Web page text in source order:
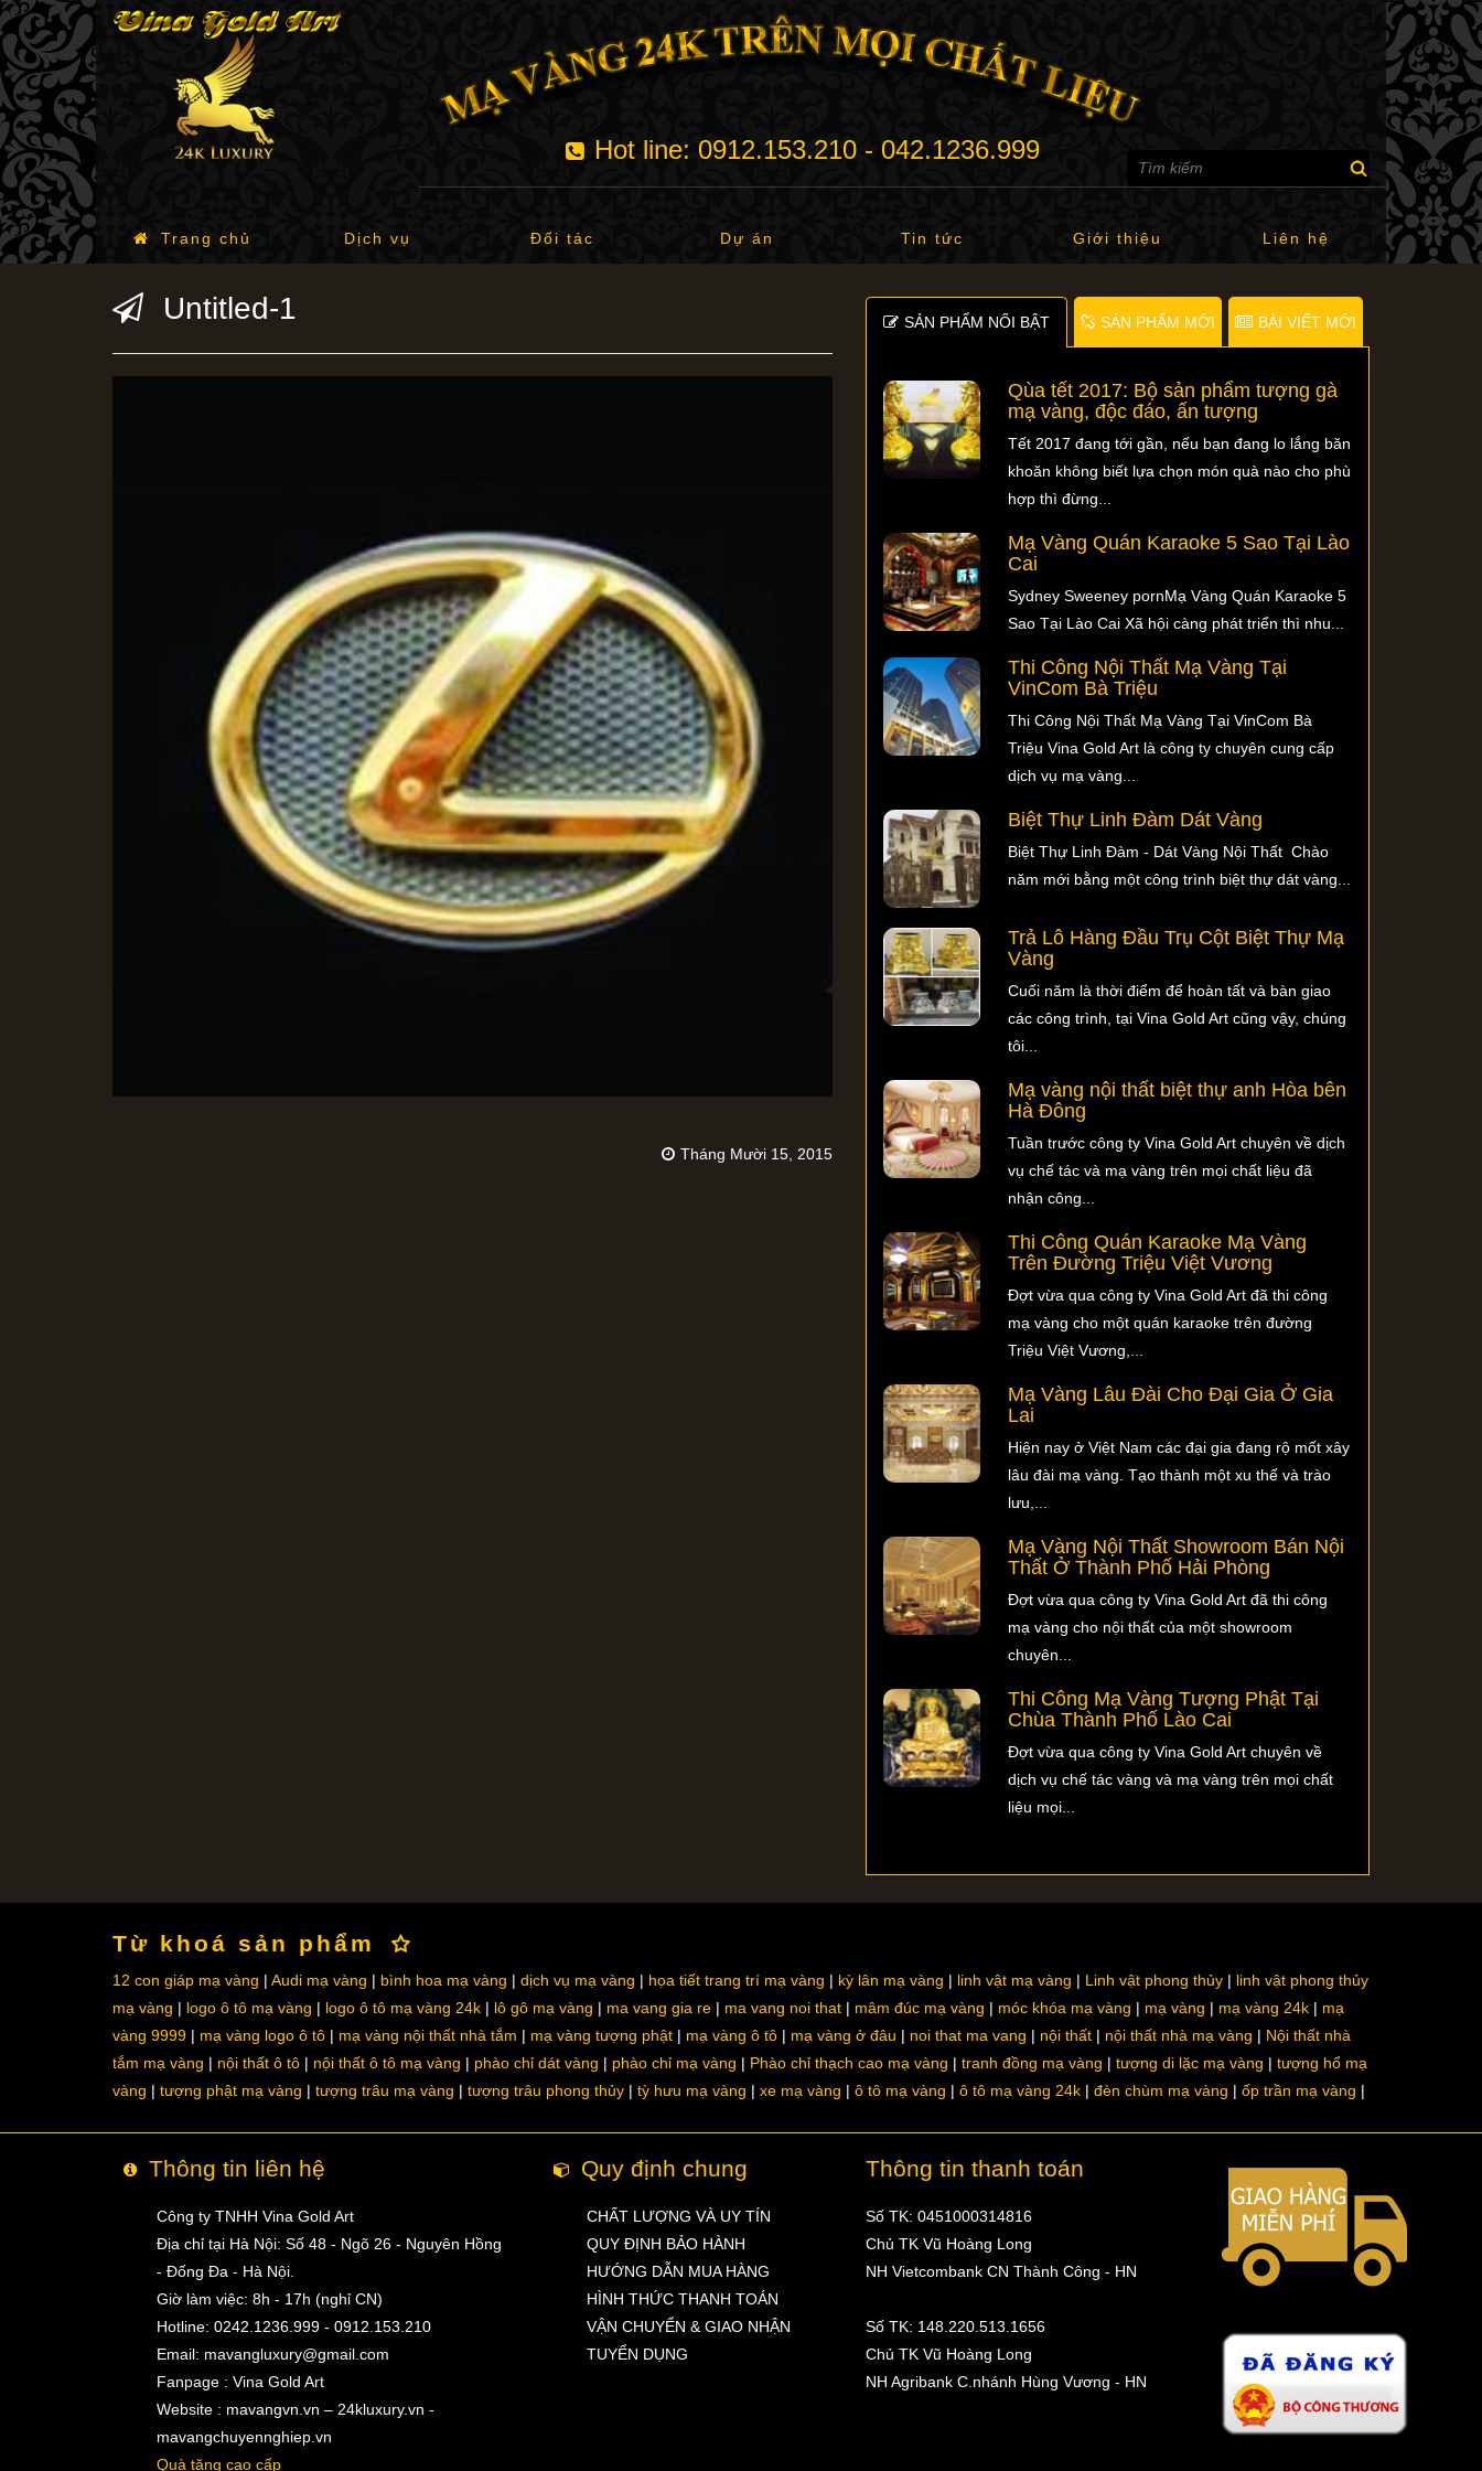
Hot line: 0912.153.210 - 042.1236.999
Trang chủ Dịch vụ Đối tác Dự án Tin tức Giới thiệu Liên hệ
Untitled-1
Tháng Mười 15, 2015
SẢN PHẨM NỐI BẬT SẢN PHẨM MỚI BÀI VIẾT MỚI
Qùa tết 2017: Bộ sản phẩm tượng gà
mạ vàng, độc đáo, ấn tượng
Tết 2017 đang tới gần, nếu bạn đang lo lắng băn
khoăn không biết lựa chọn món quà nào cho phù
hợp thì đừng...
Mạ Vàng Quán Karaoke 5 Sao Tại Lào
Cai
Sydney Sweeney pornMạ Vàng Quán Karaoke 5
Sao Tại Lào Cai Xã hội càng phát triển thì nhu...
Thi Công Nội Thất Mạ Vàng Tại
VinCom Bà Triệu
Thi Công Nội Thất Mạ Vàng Tại VinCom Bà
Triệu Vina Gold Art là công ty chuyên cung cấp
dịch vụ mạ vàng...
Biệt Thự Linh Đàm Dát Vàng
Biệt Thự Linh Đàm - Dát Vàng Nội Thất Chào
năm mới bằng một công trình biệt thự dát vàng...
Trả Lô Hàng Đầu Trụ Cột Biệt Thự Mạ
Vàng
Cuối năm là thời điểm để hoàn tất và bàn giao
các công trình, tại Vina Gold Art cũng vậy, chúng
tôi...
Mạ vàng nội thất biệt thự anh Hòa bên
Hà Đông
Tuần trước công ty Vina Gold Art chuyên về dịch
vụ chế tác và mạ vàng trên mọi chất liệu đã
nhận công...
Thi Công Quán Karaoke Mạ Vàng
Trên Đường Triệu Việt Vương
Đợt vừa qua công ty Vina Gold Art đã thi công
mạ vàng cho một quán karaoke trên đường
Triệu Việt Vương,...
Mạ Vàng Lâu Đài Cho Đại Gia Ở Gia
Lai
Hiện nay ở Việt Nam các đại gia đang rộ mốt xây
lâu đài mạ vàng. Tạo thành một xu thế và trào
lưu,...
Mạ Vàng Nội Thất Showroom Bán Nội
Thất Ở Thành Phố Hải Phòng
Đợt vừa qua công ty Vina Gold Art đã thi công
mạ vàng cho nội thất của một showroom
chuyên...
Thi Công Mạ Vàng Tượng Phật Tại
Chùa Thành Phố Lào Cai
Đợt vừa qua công ty Vina Gold Art chuyên về
dịch vụ chế tác vàng và mạ vàng trên mọi chất
liệu mọi...
Từ khoá sản phẩm
12 con giáp mạ vàng Audi mạ vàng bình hoa mạ vàng dịch vụ mạ vàng họa tiết trang trí mạ vàng kỳ lân mạ vàng linh vật mạ vàng Linh vật phong thủy
linh vật phong thủy
mạ vàng
logo ô tô mạ vàng logo ô tô mạ vàng 24k lô gô mạ vàng ma vang gia re ma vang noi that mâm đúc mạ vàng móc khóa mạ vàng mạ vàng mạ vàng 24k
mạ
vàng 9999
mạ vàng logo ô tô mạ vàng nội thất nhà tắm mạ vàng tượng phật mạ vàng ô tô mạ vàng ở đâu noi that ma vang nội thất nội thất nhà mạ vàng
Nội thất nhà
tắm mạ vàng
nội thất ô tô nội thất ô tô mạ vàng phào chỉ dát vàng phào chỉ mạ vàng Phào chỉ thạch cao mạ vàng tranh đồng mạ vàng tượng di lặc mạ vàng
tượng hổ mạ
vàng
tượng phật mạ vàng tượng trâu mạ vàng tượng trâu phong thủy tỳ hưu mạ vàng xe mạ vàng ô tô mạ vàng ô tô mạ vàng 24k đèn chùm mạ vàng ốp trần mạ vàng
Thông tin liên hệ
Công ty TNHH Vina Gold Art
Địa chỉ tại Hà Nội: Số 48 - Ngõ 26 - Nguyên Hồng
- Đống Đa - Hà Nội.
Giờ làm việc: 8h - 17h (nghỉ CN)
Hotline: 0242.1236.999 - 0912.153.210
Email: mavangluxury@gmail.com
Fanpage : Vina Gold Art
Website : mavangvn.vn – 24kluxury.vn -
mavangchuyennghiep.vn
Quà tặng cao cấp
Quy định chung
CHẤT LƯỢNG VÀ UY TÍN
QUY ĐỊNH BẢO HÀNH
HƯỚNG DẪN MUA HÀNG
HÌNH THỨC THANH TOÁN
VẬN CHUYỂN & GIAO NHẬN
TUYỂN DỤNG
Thông tin thanh toán
Số TK: 0451000314816
Chủ TK Vũ Hoàng Long
NH Vietcombank CN Thành Công - HN
Số TK: 148.220.513.1656
Chủ TK Vũ Hoàng Long
NH Agribank C.nhánh Hùng Vương - HN